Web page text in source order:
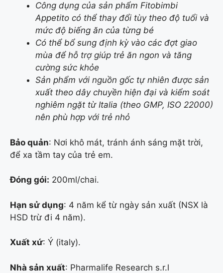
Công dụng của sản phẩm Fitobimbi
Appetito có thể thay đổi tùy theo độ tuổi và
mức độ biếng ăn của từng bé
Có thể bổ sung định kỳ vào các đợt giao
mùa để hỗ trợ giúp trẻ ăn ngon và tăng
cường sức khỏe
Sản phẩm với nguồn gốc tự nhiên được sản
xuất theo dây chuyền hiện đại và kiểm soát
nghiêm ngặt từ Italia (theo GMP, ISO 22000)
nên phù hợp với trẻ nhỏ
Bảo quản: Nơi khô mát, tránh ánh sáng mặt trời,
để xa tầm tay của trẻ em.
Đóng gói: 200ml/chai.
Hạn sử dụng: 4 năm kể từ ngày sản xuất (NSX là
HSD trừ đi 4 năm).
Xuất xứ: Ý (italy).
Nhà sản xuất: Pharmalife Research s.r.l